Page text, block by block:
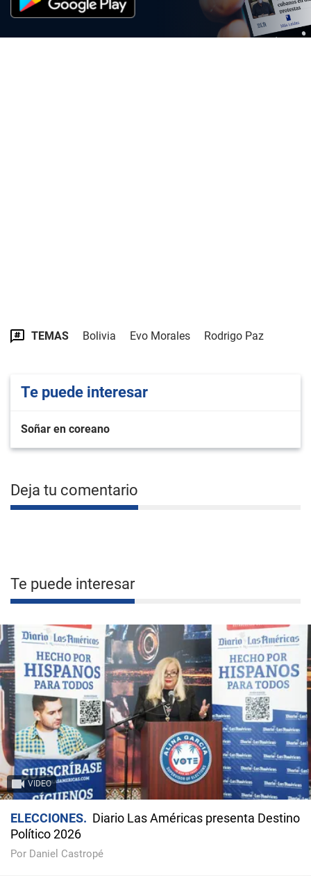
TEMAS Bolivia Evo Morales Rodrigo Paz
Te puede interesar
Soñar en coreano
Deja tu comentario
Te puede interesar
VIDEO
ELECCIONES
Diario Las Américas presenta Destino
Político 2026
Por Daniel Castropé